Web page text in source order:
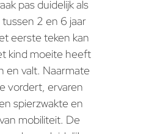
pas duidelijk als
2 en 6 jaar
eerste teken kan
kind moeite heeft
en valt. Naarmate
vordert, ervaren
spierzwakte en
mobiliteit. De